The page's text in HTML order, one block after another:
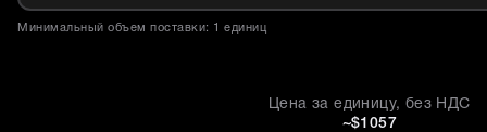
Минимальный объем поставки: 1 единиц
Цена за единицу, без НДС
~$1057